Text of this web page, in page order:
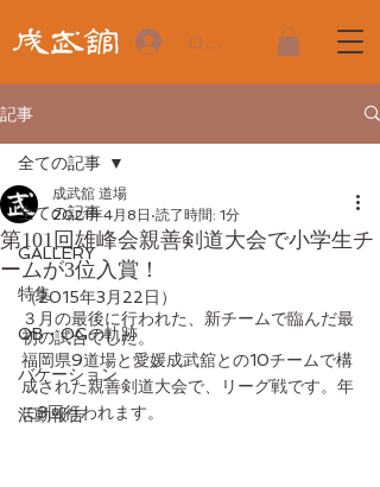
ログイン
記事
全ての記事
GALLERY
特集
OB・OGの軌跡
バケーション
活動報告
全ての記事
第101回雄峰会親善剣道大会で小学生チ
ームが3位入賞！
成武舘 道場
2021年4月8日 読了時間: 1分
（2015年3月22日）
３月の最後に行われた、新チームで臨んだ最
初の試合でした。
福岡県9道場と愛媛成武舘との10チームで構
成された親善剣道大会で、リーグ戦です。年
に3回行われます。